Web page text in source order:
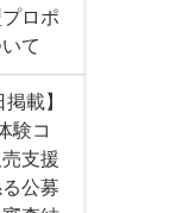
ロポ
て
載】
験コ
支援
公募